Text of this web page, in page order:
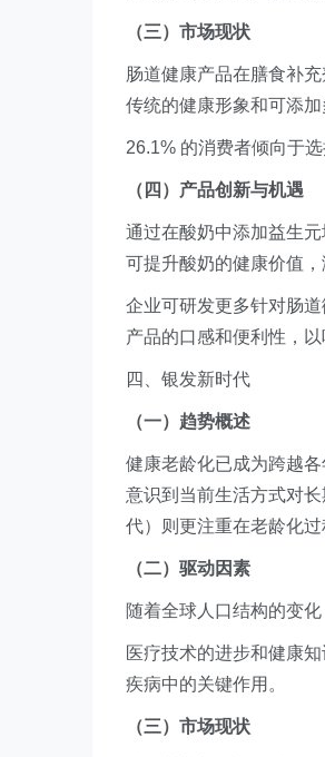
（三）市场现状
肠道健康产品在膳食补
传统的健康形象和可添
26.1% 的消费者倾向于
（四）产品创新与机遇
通过在酸奶中添加益生
可提升酸奶的健康价值
企业可研发更多针对肠
产品的口感和便利性，以
四、银发新时代
（一）趋势概述
健康老龄化已成为跨越
意识到当前生活方式对
代）则更注重在老龄化过
（二）驱动因素
随着全球人口结构的变
医疗技术的进步和健康
疾病中的关键作用。
（三）市场现状